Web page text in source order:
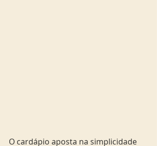
O cardápio aposta na simplicidade